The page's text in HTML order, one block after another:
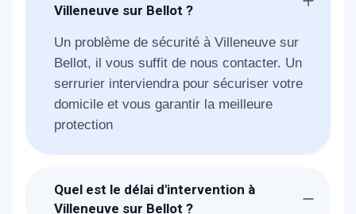
Villeneuve sur Bellot ?
Un problème de sécurité à Villeneuve sur
Bellot, il vous suffit de nous contacter. Un
serrurier interviendra pour sécuriser votre
domicile et vous garantir la meilleure
protection
Quel est le délai d'intervention à
Villeneuve sur Bellot ?